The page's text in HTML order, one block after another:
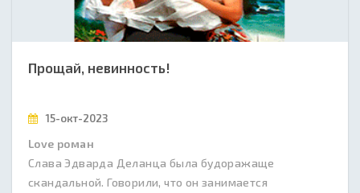
Прощай, невинность!
15-окт-2023
Love роман
Слава Эдварда Деланца была будоражаще
скандальной. Говорили, что он занимается